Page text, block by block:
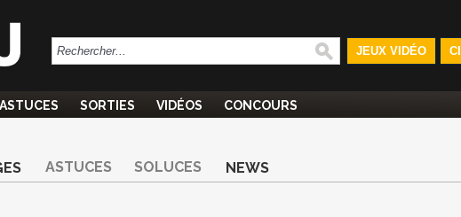
JEUX VIDÉO
ASTUCES SORTIES VIDÉOS CONCOURS
ASTUCES SOLUCES NEWS